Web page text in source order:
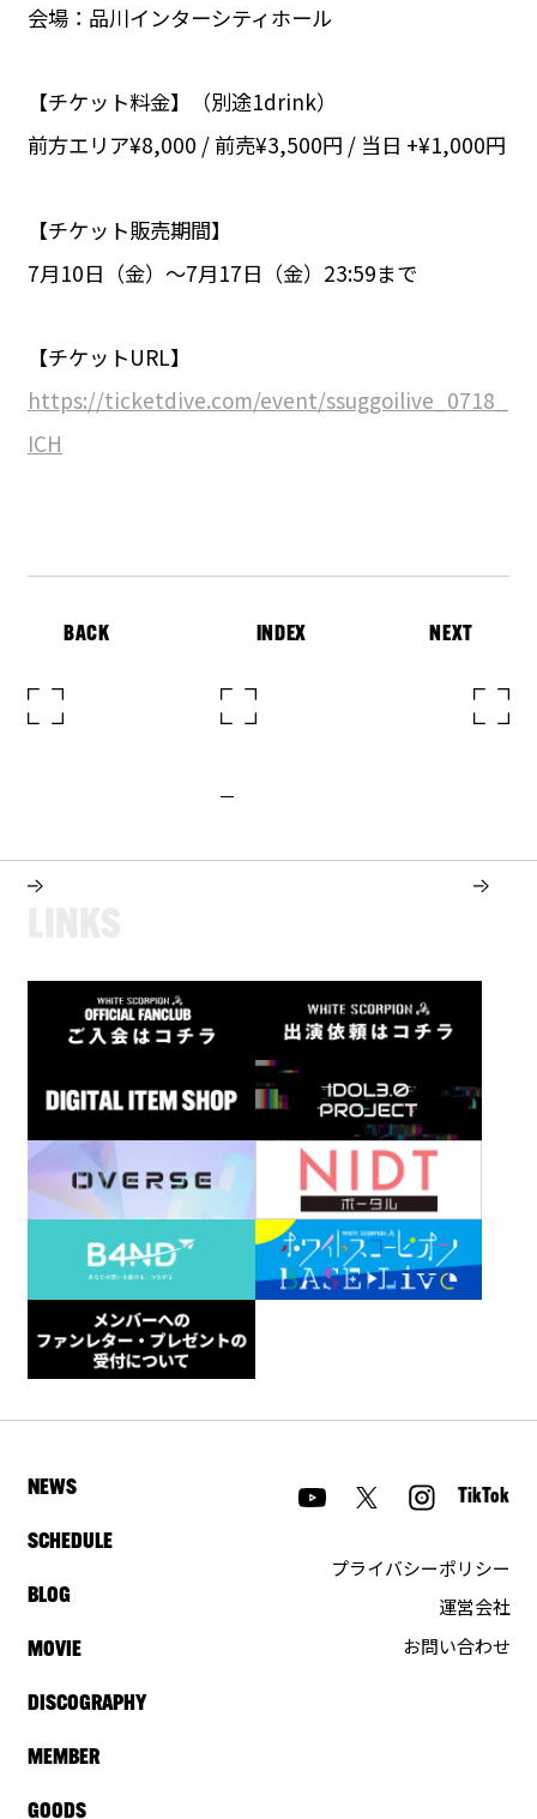
会場：品川インターシティホール
【チケット料金】（別途1drink）
前方エリア¥8,000 / 前売¥3,500円 / 当日 +¥1,000円
【チケット販売期間】
7月10日（金）〜7月17日（金）23:59まで
【チケットURL】
https://ticketdive.com/event/ssuggoilive_0718_
ICH
BACK INDEX NEXT
NEWS
SCHEDULE
BLOG
MOVIE
DISCOGRAPHY
MEMBER
GOODS
TikTok
プライバシーポリシー
運営会社
お問い合わせ